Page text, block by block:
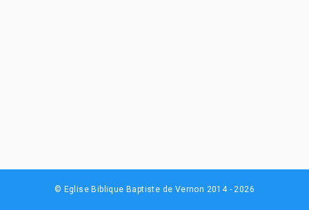
© Eglise Biblique Baptiste de Vernon 2014 - 2026